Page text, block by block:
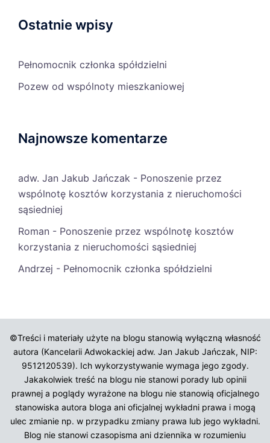
Ostatnie wpisy
Pełnomocnik członka spółdzielni
Pozew od wspólnoty mieszkaniowej
Najnowsze komentarze
adw. Jan Jakub Jańczak - Ponoszenie przez
wspólnotę kosztów korzystania z nieruchomości
sąsiedniej
Roman - Ponoszenie przez wspólnotę kosztów
korzystania z nieruchomości sąsiedniej
Andrzej - Pełnomocnik członka spółdzielni
©Treści i materiały użyte na blogu stanowią wyłączną własność
autora (Kancelarii Adwokackiej adw. Jan Jakub Jańczak, NIP:
9512120539). Ich wykorzystywanie wymaga jego zgody.
Jakakolwiek treść na blogu nie stanowi porady lub opinii
prawnej a poglądy wyrażone na blogu nie stanowią oficjalnego
stanowiska autora bloga ani oficjalnej wykładni prawa i mogą
ulec zmianie np. w przypadku zmiany prawa lub jego wykładni.
Blog nie stanowi czasopisma ani dziennika w rozumieniu